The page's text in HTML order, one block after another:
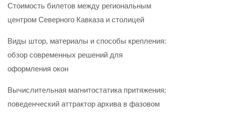
Стоимость билетов между региональным
центром Северного Кавказа и столицей
Виды штор, материалы и способы крепления:
обзор современных решений для
оформления окон
Вычислительная магнитостатика притяжения:
поведенческий аттрактор архива в фазовом